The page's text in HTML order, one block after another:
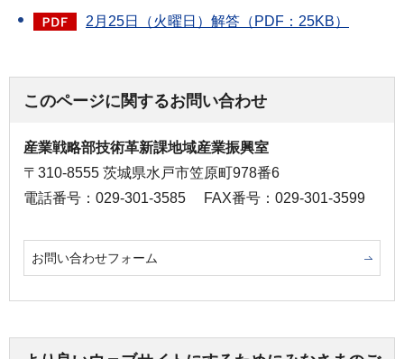
2月25日（火曜日）解答（PDF：25KB）
このページに関するお問い合わせ
産業戦略部技術革新課地域産業振興室
〒310-8555 茨城県水戸市笠原町978番6
電話番号：029-301-3585
FAX番号：029-301-3599
お問い合わせフォーム